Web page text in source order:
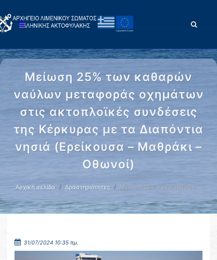
Μείωση 25% των καθαρών
ναύλων μεταφοράς οχημάτων
στις ακτοπλοϊκές συνδέσεις
της Κέρκυρας με τα Διαπόντια
νησιά (Ερείκουσα – Μαθράκι –
Οθωνοί)
Αρχική σελίδα Δραστηριότητες Μείωση 25% των καθαρών …
31/07/2024 10:35 πμ.